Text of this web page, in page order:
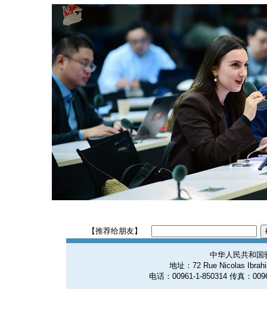
【推荐给朋友】
中华人民共和国
地址：72 Rue Nicolas
电话：00961-1-850314 传真：